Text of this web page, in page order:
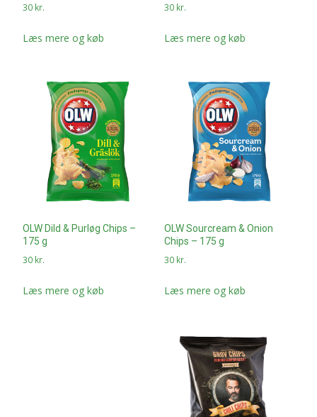
30 kr.
Læs mere og køb
30 kr.
Læs mere og køb
OLW Dild & Purløg Chips –
175 g
30 kr.
Læs mere og køb
OLW Sourcream & Onion
Chips – 175 g
30 kr.
Læs mere og køb